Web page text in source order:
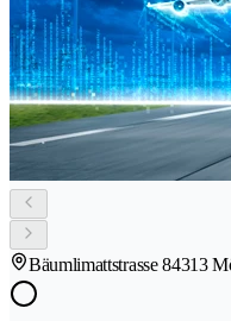
Bäumlimattstrasse 84313